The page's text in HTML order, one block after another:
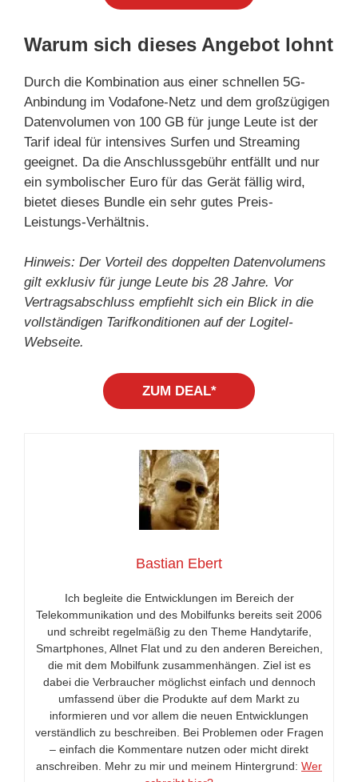
Warum sich dieses Angebot lohnt
Durch die Kombination aus einer schnellen 5G-
Anbindung im Vodafone-Netz und dem großzügigen
Datenvolumen von 100 GB für junge Leute ist der
Tarif ideal für intensives Surfen und Streaming
geeignet. Da die Anschlussgebühr entfällt und nur
ein symbolischer Euro für das Gerät fällig wird,
bietet dieses Bundle ein sehr gutes Preis-
Leistungs-Verhältnis.
Hinweis: Der Vorteil des doppelten Datenvolumens
gilt exklusiv für junge Leute bis 28 Jahre. Vor
Vertragsabschluss empfiehlt sich ein Blick in die
vollständigen Tarifkonditionen auf der Logitel-
Webseite.
ZUM DEAL*
Bastian Ebert
Ich begleite die Entwicklungen im Bereich der
Telekommunikation und des Mobilfunks bereits seit 2006
und schreibt regelmäßig zu den Theme Handytarife,
Smartphones, Allnet Flat und zu den anderen Bereichen,
die mit dem Mobilfunk zusammenhängen. Ziel ist es
dabei die Verbraucher möglichst einfach und dennoch
umfassend über die Produkte auf dem Markt zu
informieren und vor allem die neuen Entwicklungen
verständlich zu beschreiben. Bei Problemen oder Fragen
– einfach die Kommentare nutzen oder micht direkt
anschreiben. Mehr zu mir und meinem Hintergrund: Wer